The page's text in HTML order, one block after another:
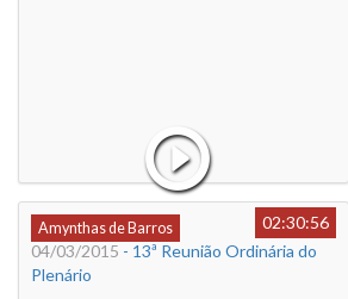
Amynthas de Barros
02:30:56
04/03/2015 - 13ª Reunião Ordinária do
Plenário